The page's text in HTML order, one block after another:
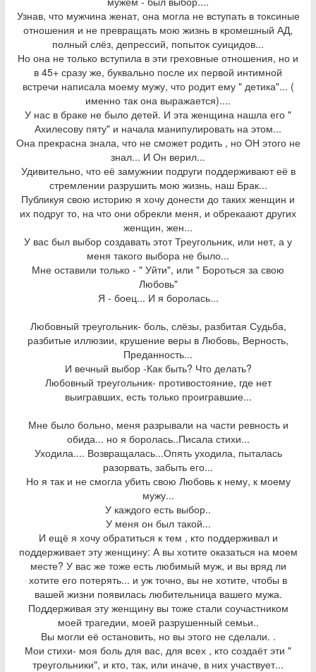
Узнав, что мужчина женат, она могла не вступать в токсиные
отношения и не превращать мою жизнь в кромешный АД,
полный слёз, депрессий, попыток суицидов...
Но она не только вступила в эти греховные отношения, но и
в 45+ сразу же, буквально после их первой интимной
встречи написала моему мужу, что родит ему " детика"... (
именно так она выражается)....
У нас в браке не было детей. И эта женщина нашла его "
Ахилесову пяту" и начала манипулировать на этом...
Она прекрасна знала, что не сможет родить , но ОН этого не
знал... И Он верил...
Удивительно, что её замужнии подруги поддерживают её в
стремлении разрушить мою жизнь, наш Брак...
Публикуя свою историю я хочу донести до таких женщин и
их подруг то, на что они обрекли меня, и обрекаают других
женщин, жен...
У вас был выбор создавать этот Треугольник, или нет, а у
меня такого выбора не было...
Мне оставили только - " Уйти", или " Бороться за свою
Любовь"
Я - боец... И я боролась...
Любовный треугольник- боль, слёзы, разбитая Судьба,
разбитые иллюзии, крушение веры в Любовь, Верность,
Преданность...
И вечный выбор -Как быть? Что делать?
Любовный треугольник- противостояние, где нет
выигравших, есть только проигравшие...
Мне было больно, меня разрывали на части ревность и
обида... но я боролась..Писала стихи...
Уходила.... Возвращалась...Опять уходила, пыталась
разорвать, забыть его...
Но я так и не смогла убить свою Любовь к нему, к моему
мужу...
У каждого есть выбор..
У меня он был такой...
И ещё я хочу обратиться к тем , кто поддерживал и
поддерживает эту женщину: А вы хотите оказаться на моем
месте? У вас же тоже есть любимый муж, и вы вряд ли
хотите его потерять... и уж точно, вы не хотите, чтобы в
вашей жизни появилась любительница вашего мужа.
Поддерживая эту женщину вы тоже стали соучастником
моей трагедии, моей разрушенный семьи..
Вы могли её остановить, но вы этого не сделали. .
Мои стихи- моя боль для вас, для всех , кто создаёт эти "
треугольники", и кто, так, или иначе, в них участвует...